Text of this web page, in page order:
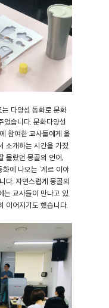
다양성 동화로 문화
었습니다. 문화다양성
참여한 교사들에게 올
소개하는 시간을 가졌
몰랐던 몽골의 언어,
에 나오는 ‘게르 이야
다. 자연스럽게 몽골의
는 교사들이 만나고 있
이어지기도 했습니다.